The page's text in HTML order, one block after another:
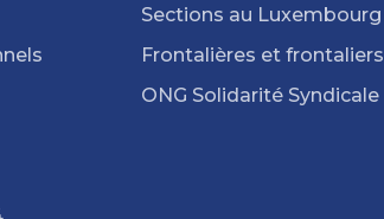
Sections au Luxembourg
Frontalières et frontaliers
ONG Solidarité Syndicale